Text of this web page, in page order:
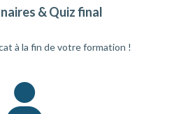
& Quiz final
à la fin de votre formation !